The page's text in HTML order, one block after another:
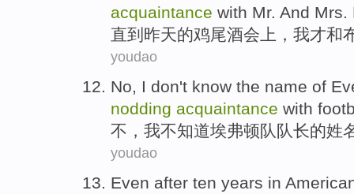
acquaintance with Mr. And Mrs.
直到 昨天的鸡尾酒会上， 我才和
youdao
No, I don't know the name of
nodding acquaintance with
不 ， 我不知道埃弗顿队 队长的姓
youdao
Even after ten years in